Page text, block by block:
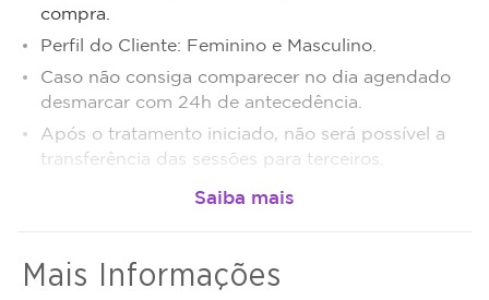
compra.
Perfil do Cliente: Feminino e Masculino.
Caso não consiga comparecer no dia agendado
desmarcar com 24h de antecedência.
Após o tratamento iniciado, não será possível a
transferência das sessões para terceiros.
Sujeito a disponibilidade de dias e horários.
Promoção não cumulativa, não haverá troco nem
Mais Informações